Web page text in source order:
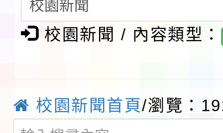
淨零綠領人才培育課程
檢送桃園市115學年度
函轉國家通訊傳播委員
鎮韌性（防空）演習－
「115年金融知識線上
校園新聞 / 內容類型：
校園新聞首頁/瀏覽：